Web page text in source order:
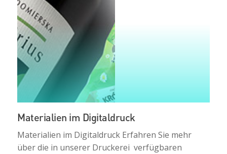
Materialien im Digitaldruck
Materialien im Digitaldruck Erfahren Sie mehr
über die in unserer Druckerei verfügbaren